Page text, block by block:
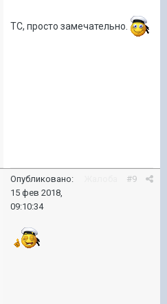
ТС, просто замечательно.
#9
Опубликовано:
15 фев 2018,
09:10:34